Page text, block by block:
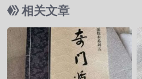
相关文章